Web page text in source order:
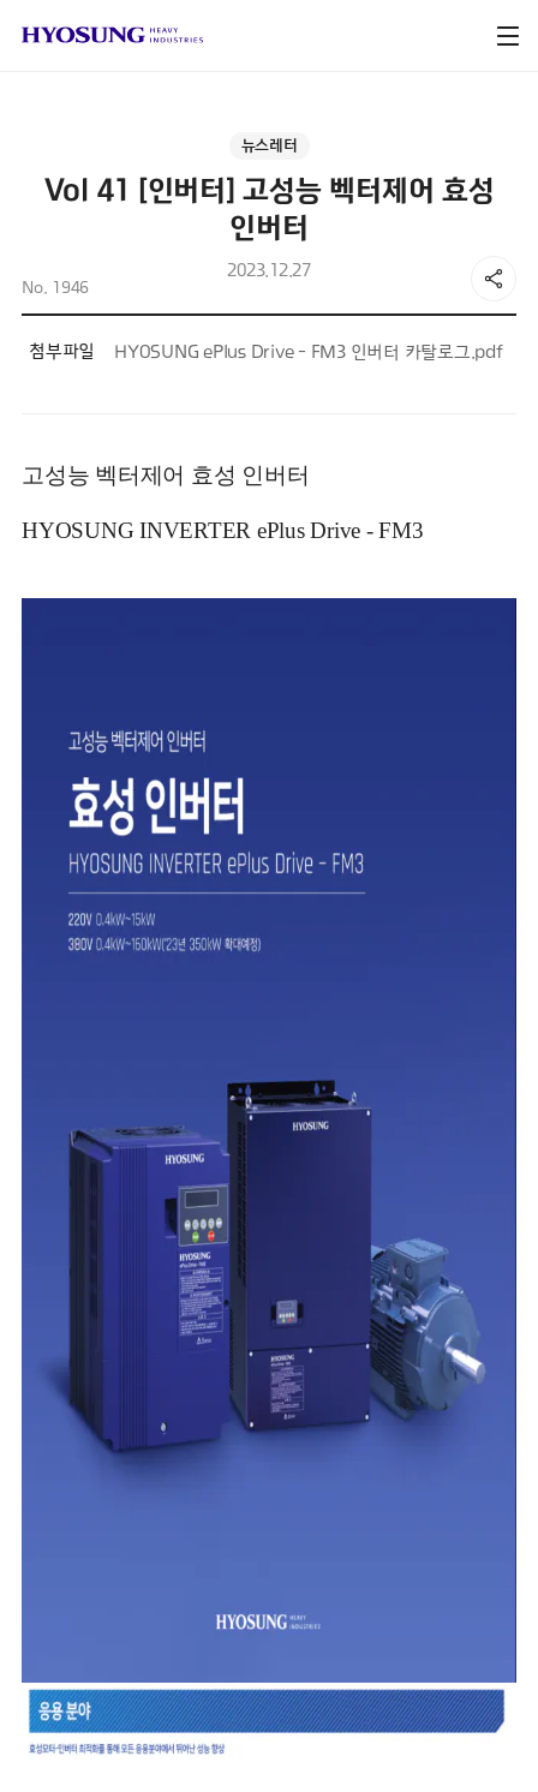
뉴스레터
Vol 41 [인버터] 고성능 벡터제어 효성
인버터
2023.12.27
No. 1946
첨부파일 HYOSUNG ePlus Drive - FM3 인버터 카탈로그.pdf
고성능 벡터제어 효성 인버터
HYOSUNG INVERTER ePlus Drive - FM3